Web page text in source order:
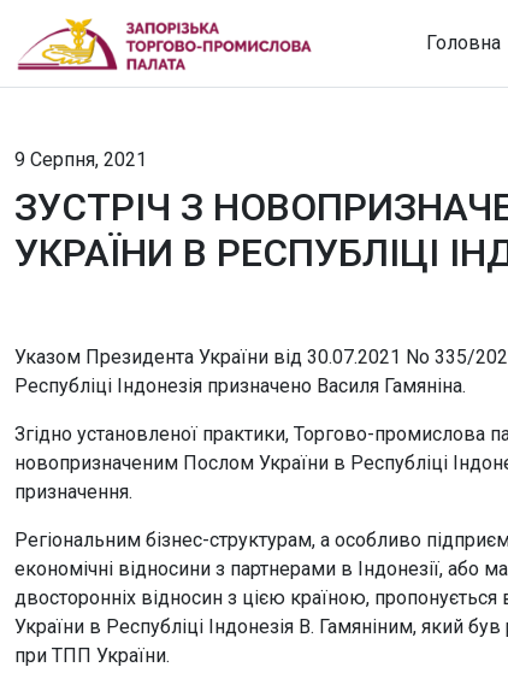
Головна
9 Серпня, 2021
ЗУСТРІЧ З
УКРАЇНИ В РЕСПУБЛІЦІ
Указом Президента України від 30.07.2021 No 335/
Республіці Індонезія призначено Василя Гамяніна.
Згідно установленої практики, Торгово-промислова
новопризначеним Послом України в Республіці
призначення.
Регіональним бізнес-структурам, а особливо
економічні відносини з партнерами в Індонезії, або
двосторонніх відносин з цією країною, пропонується
України в Республіці Індонезія В. Гамяніним, який
при ТПП України.